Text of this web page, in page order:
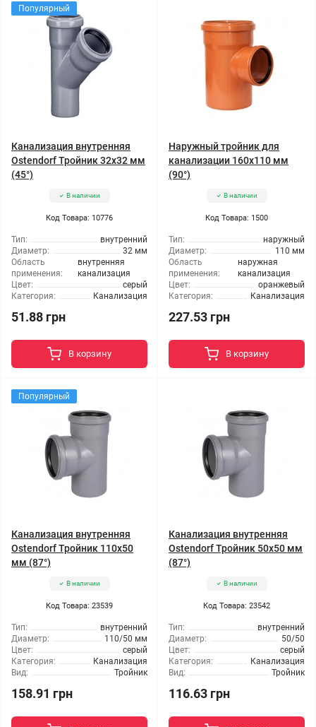
Популярный
Канализация внутренняя
Ostendorf Тройник 32x32 мм
(45°)
В наличии
Код Товара: 10776
Тип:
внутренний
Диаметр:
32 мм
Область
применения:
внутренняя
канализация
Цвет:
серый
Категория:
Канализация
51.88 грн
В корзину
Наружный тройник для
канализации 160x110 мм
(90°)
В наличии
Код Товара: 1500
Тип:
наружный
Диаметр:
110 мм
Область
применения:
наружная
канализация
Цвет:
оранжевый
Категория:
Канализация
227.53 грн
В корзину
Популярный
Канализация внутренняя
Ostendorf Тройник 110x50
мм (87°)
В наличии
Код Товара: 23539
Тип:
внутренний
Диаметр:
110/50 мм
Цвет:
серый
Категория:
Канализация
Вид:
Тройник
158.91 грн
Канализация внутренняя
Ostendorf Тройник 50x50 мм
(87°)
В наличии
Код Товара: 23542
Тип:
внутренний
Диаметр:
50/50
Цвет:
серый
Категория:
Канализация
Вид:
Тройник
116.63 грн